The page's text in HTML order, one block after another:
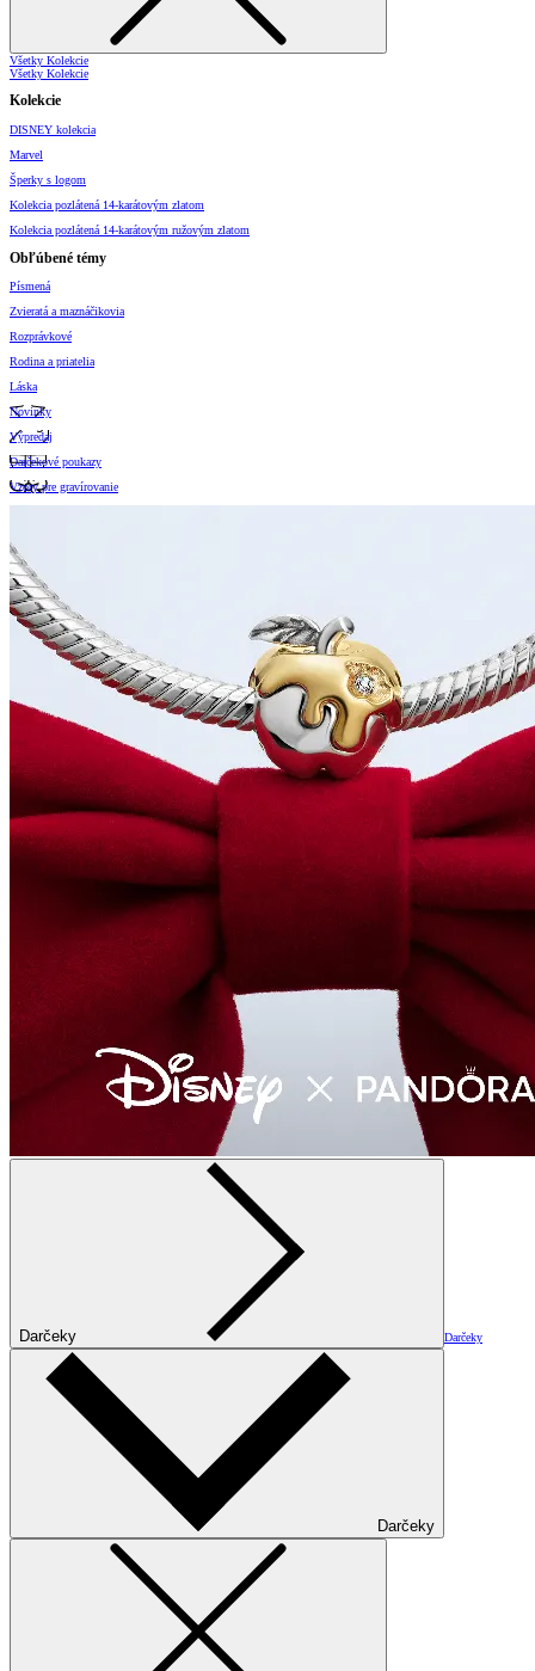
Všetky Kolekcie
Všetky Kolekcie
Kolekcie
DISNEY kolekcia
Marvel
Šperky s logom
Kolekcia pozlátená 14-karátovým zlatom
Kolekcia pozlátená 14-karátovým ružovým zlatom
Obľúbené témy
Písmená
Zvieratá a maznáčikovia
Rozprávkové
Rodina a priatelia
Láska
Novinky
Výpredaj
Darčekové poukazy
Vzory pre gravírovanie
Darčeky Darčeky
Darčeky